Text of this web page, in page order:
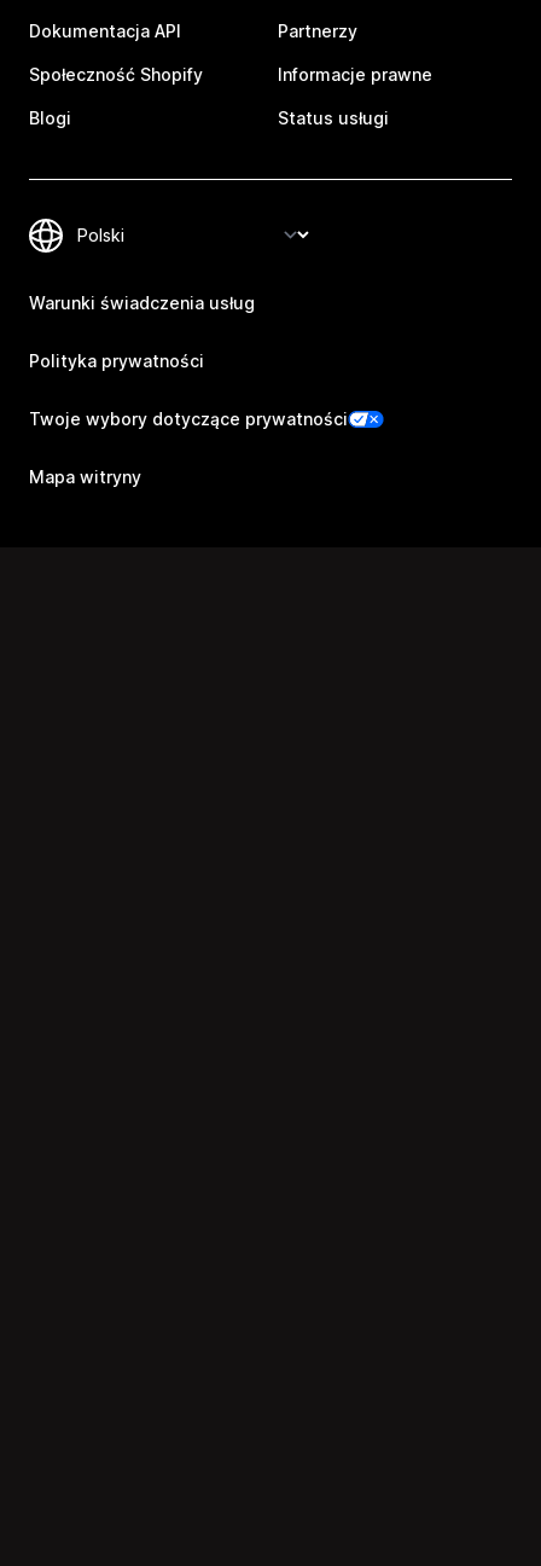
Dokumentacja API
Społeczność Shopify
Blogi
Partnerzy
Informacje prawne
Status usługi
Warunki świadczenia usług
Polityka prywatności
Twoje wybory dotyczące prywatności
Mapa witryny